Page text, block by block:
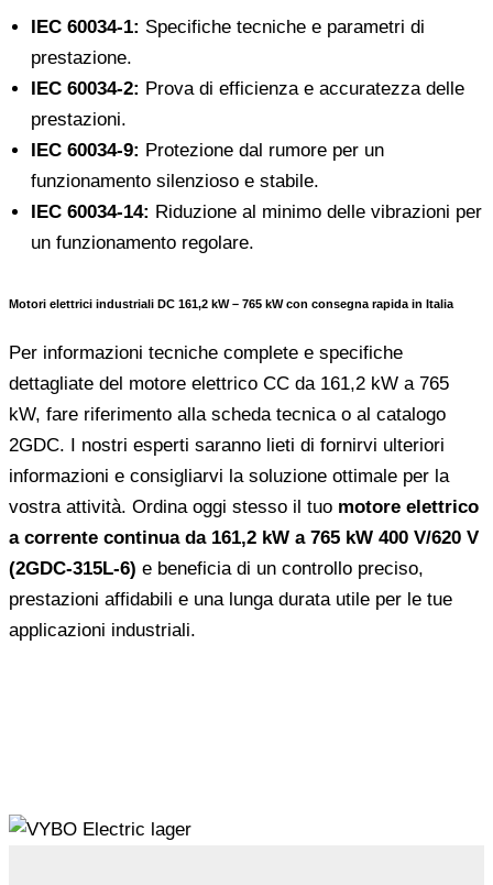
IEC 60034-1: Specifiche tecniche e parametri di
prestazione.
IEC 60034-2: Prova di efficienza e accuratezza delle
prestazioni.
IEC 60034-9: Protezione dal rumore per un
funzionamento silenzioso e stabile.
IEC 60034-14: Riduzione al minimo delle vibrazioni per
un funzionamento regolare.
Motori elettrici industriali DC 161,2 kW – 765 kW con consegna rapida in Italia
Per informazioni tecniche complete e specifiche
dettagliate del motore elettrico CC da 161,2 kW a 765
kW, fare riferimento alla scheda tecnica o al catalogo
2GDC. I nostri esperti saranno lieti di fornirvi ulteriori
informazioni e consigliarvi la soluzione ottimale per la
vostra attività. Ordina oggi stesso il tuo motore elettrico
a corrente continua da 161,2 kW a 765 kW 400 V/620 V
(2GDC-315L-6) e beneficia di un controllo preciso,
prestazioni affidabili e una lunga durata utile per le tue
applicazioni industriali.